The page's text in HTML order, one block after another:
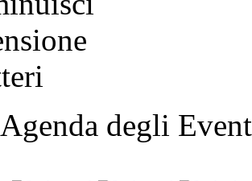
Agenda degli